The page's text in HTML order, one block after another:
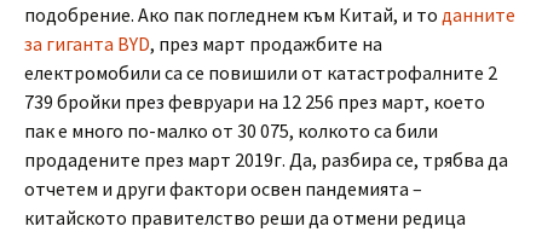
подобрение. Ако пак погледнем към Китай, и то данните
за гиганта BYD, през март продажбите на
електромобили са се повишили от катастрофалните 2
739 бройки през февруари на 12 256 през март, което
пак е много по-малко от 30 075, колкото са били
продадените през март 2019г. Да, разбира се, трябва да
отчетем и други фактори освен пандемията –
китайското правителство реши да отмени редица